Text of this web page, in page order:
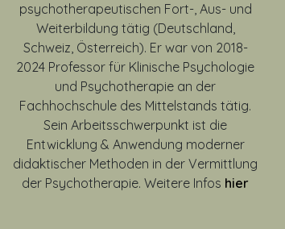
psychotherapeutischen Fort-, Aus- und
Weiterbildung tätig (Deutschland,
Schweiz, Österreich). Er war von 2018-
2024 Professor für Klinische Psychologie
und Psychotherapie an der
Fachhochschule des Mittelstands tätig.
Sein Arbeitsschwerpunkt ist die
Entwicklung & Anwendung moderner
didaktischer Methoden in der Vermittlung
der Psychotherapie. Weitere Infos hier